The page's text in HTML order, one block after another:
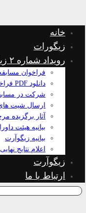
خانه
زیگورات
رویداد شماره ۲ زیگوآرت
فراخوان
دانلود PDF فراخوان
شرکت در
ارسال شیت
آثار برگزیده
بیانیه هیئت
بیانیه زیگوآرت
اعلام نتایج
زیگوآرت
ارتباط با ما